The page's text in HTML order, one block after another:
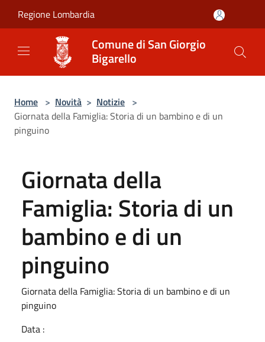
Regione Lombardia
Comune di San Giorgio
Bigarello
Home > Novità > Notizie >
Giornata della Famiglia: Storia di un bambino e di un
pinguino
Giornata della
Famiglia: Storia di un
bambino e di un
pinguino
Giornata della Famiglia: Storia di un bambino e di un
pinguino
Data :